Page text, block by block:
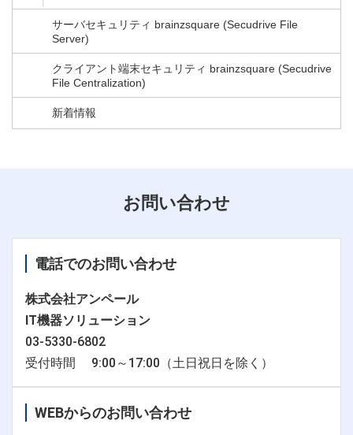
サーバセキュリティ brainzsquare (Secudrive File
Server)
クライアント端末セキュリティ brainzsquare (Secudrive
File Centralization)
新着情報
お問い合わせ
電話でのお問い合わせ
株式会社アンペール
IT機器ソリューション
03-5330-6802
受付時間 9:00～17:00（土日祝日を除く）
WEBからのお問い合わせ